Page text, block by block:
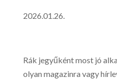
2026.01.26.
Rák jegyűként most jó
olyan magazinra vagy